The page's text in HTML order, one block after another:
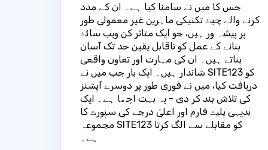
جس کا میں نے سامنا کیا ہے۔ ان کے مدد
کرنے والے چیٹ تکنیکی ماہرین غیر معمولی طور
پر پیشہ ور ہیں، جو ایک متاثر کن ویب سائٹ
بنانے کے عمل کو ناقابل یقین حد تک آسان
بناتے ہیں۔ ان کی مہارت اور تعاون واقعی
شاندار ہیں۔ ایک بار جب میں نے SITE123 کو
دریافت کیا، میں نے فوری طور پر دوسرے آپشنز
کی تلاش بند کر دی - یہ بہت اچھا ہے۔ ایک
بدیہی پلیٹ فارم اور اعلیٰ درجے کی سپورٹ کا
مجموعہ SITE123 کو مقابلے سے الگ کرتا
ہے۔